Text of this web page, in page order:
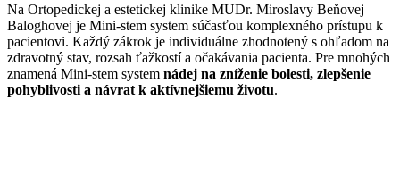
Na Ortopedickej a estetickej klinike MUDr. Miroslavy Beňovej
Baloghovej je Mini-stem system súčasťou komplexného prístupu k
pacientovi. Každý zákrok je individuálne zhodnotený s ohľadom na
zdravotný stav, rozsah ťažkostí a očakávania pacienta. Pre mnohých
znamená Mini-stem system nádej na zníženie bolesti, zlepšenie
pohyblivosti a návrat k aktívnejšiemu životu.